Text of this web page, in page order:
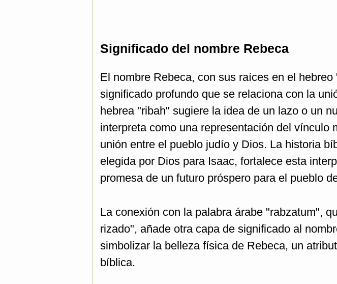
Significado del nombre Rebeca
El nombre Rebeca, con sus raíces en el
significado profundo que se relaciona con la
hebrea "ribah" sugiere la idea de un lazo o un
interpreta como una representación del vínculo
unión entre el pueblo judío y Dios. La historia
elegida por Dios para Isaac, fortalece esta
promesa de un futuro próspero para el pueblo
La conexión con la palabra árabe "rabzatum",
rizado", añade otra capa de significado al
simbolizar la belleza física de Rebeca, un
bíblica.